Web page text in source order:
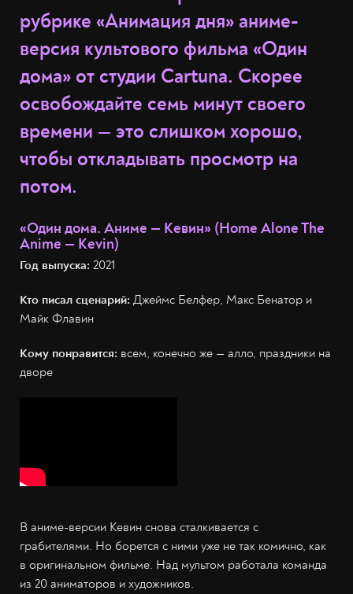
рубрике «Анимация дня» аниме-
версия культового фильма «Один
дома» от студии Cartuna. Скорее
освобождайте семь минут своего
времени — это слишком хорошо,
чтобы откладывать просмотр на
потом.
«Один дома. Аниме — Кевин» (Home Alone The
Anime — Kevin)
Год выпуска: 2021
Кто писал сценарий: Джеймс Белфер, Макс Бенатор и
Майк Флавин
Кому понравится: всем, конечно же — алло, праздники на
дворе
В аниме-версии Кевин снова сталкивается с
грабителями. Но борется с ними уже не так комично, как
в оригинальном фильме. Над мультом работала команда
из 20 аниматоров и художников.